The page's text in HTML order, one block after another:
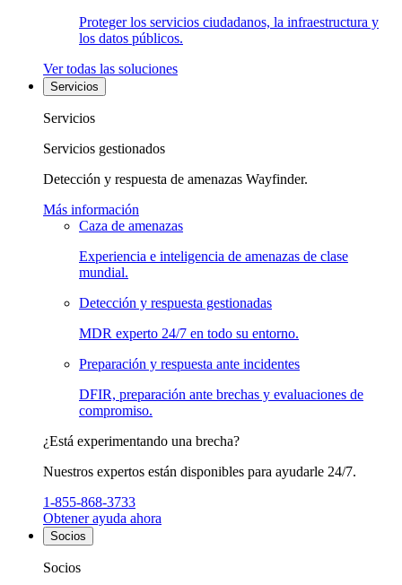
Proteger los servicios ciudadanos, la infraestructura y
los datos públicos.
Ver todas las soluciones
Servicios
Servicios
Servicios gestionados
Detección y respuesta de amenazas Wayfinder.
Más información
Caza de amenazas
Experiencia e inteligencia de amenazas de clase
mundial.
Detección y respuesta gestionadas
MDR experto 24/7 en todo su entorno.
Preparación y respuesta ante incidentes
DFIR, preparación ante brechas y evaluaciones de
compromiso.
¿Está experimentando una brecha?
Nuestros expertos están disponibles para ayudarle 24/7.
1-855-868-3733
Obtener ayuda ahora
Socios
Socios